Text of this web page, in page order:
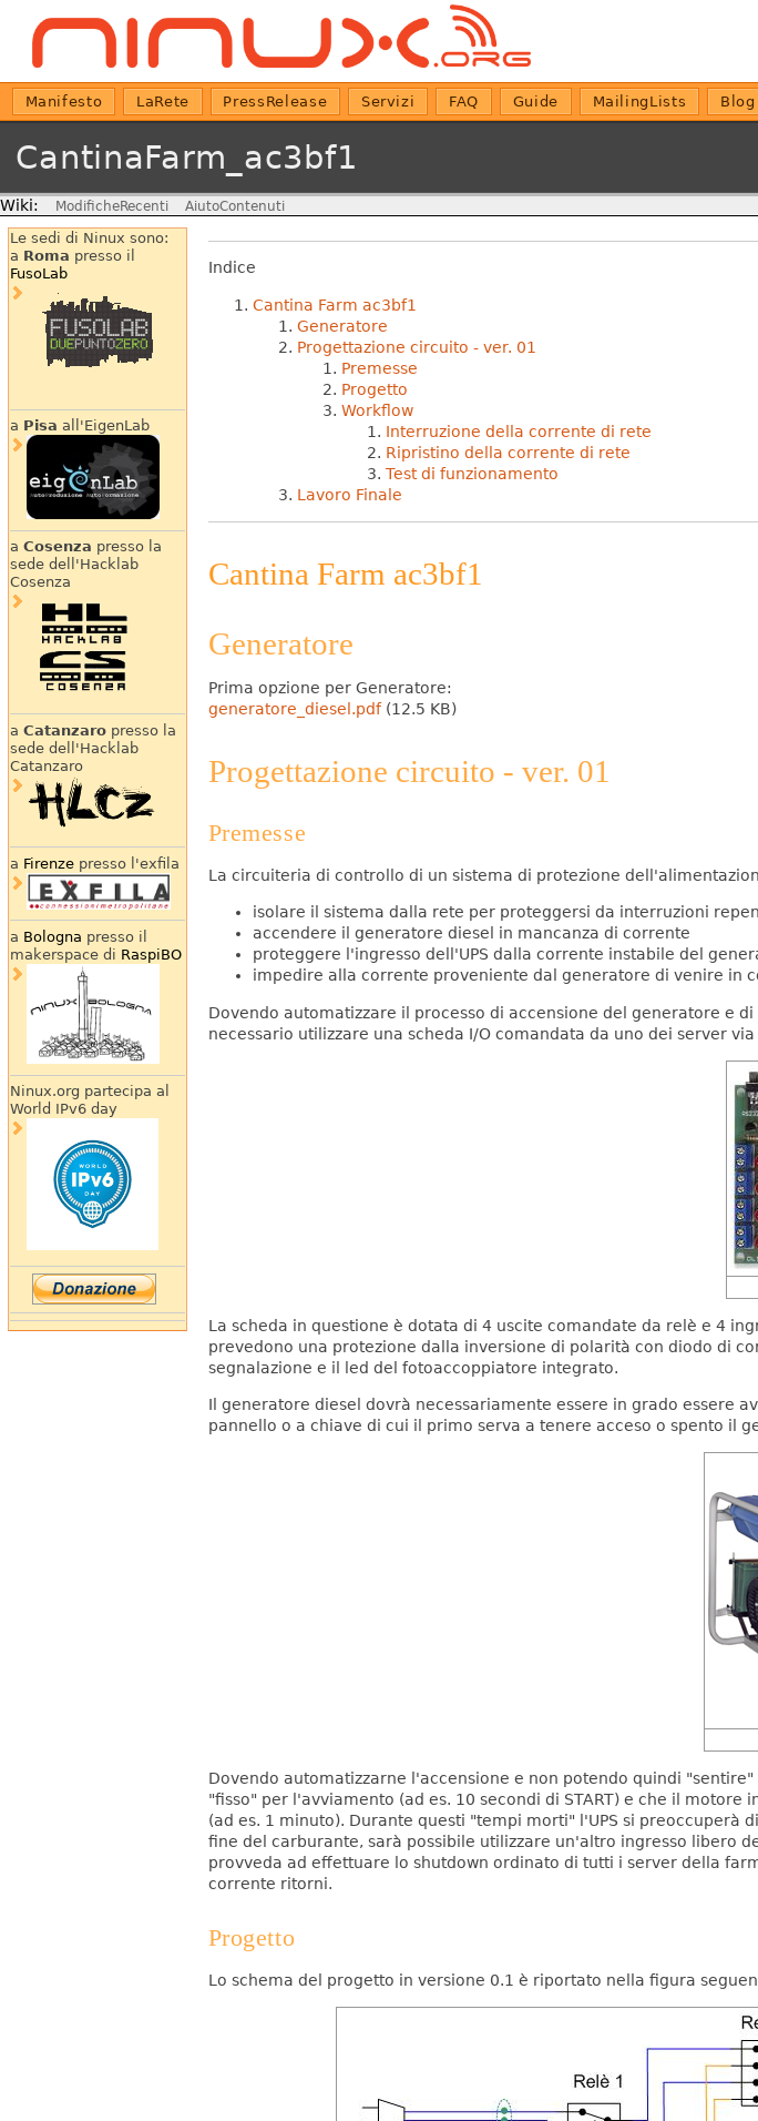
Manifesto LaRete PressRelease Servizi FAQ Guide MailingLists Blog
CantinaFarm_ac3bf1
Wiki: ModificheRecenti AiutoContenuti
Le sedi di Ninux sono:
a Roma presso il
FusoLab
a Pisa all'EigenLab
a Cosenza presso la
sede dell'Hacklab
Cosenza
a Catanzaropresso la
sede dell'Hacklab
Catanzaro
a Firenzepresso l'exfila
a Bologna presso il
makerspace di RaspiBO
Ninux.org partecipa al
World IPv6 day
Indice
Cantina Farm ac3bf1
Generatore
Progettazione circuito - ver. 01
Premesse
Progetto
Workflow
Interruzione della corrente di rete
Ripristino della corrente di rete
Test di funzionamento
Lavoro Finale
Cantina Farm ac3bf1
Generatore
Prima opzione per Generatore:
generatore_diesel.pdf(12.5 KB)
Progettazione circuito - ver. 01
Premesse
La circuiteria di controllo di un sistema di protezione
isolare il sistema dalla rete per proteggersi da interruzioni
accendere il generatore diesel in mancanza di corrente
proteggere l'ingresso dell'UPS dalla corrente instabile del
impedire alla corrente proveniente dal generatore di venire in
Dovendo automatizzare il processo di accensione del generatore e
necessario utilizzare una scheda I/O comandata da uno dei server via
La scheda in questione è dotata di 4 uscite comandate da relè e 4
prevedono una protezione dalla inversione di polarità con diodo di
segnalazione e il led del fotoaccoppiatore integrato.
Il generatore diesel dovrà necessariamente essere in grado essere
pannello o a chiave di cui il primo serva a tenere acceso o spento il
Dovendo automatizzarne l'accensione e non potendo quindi
"fisso" per l'avviamento (ad es. 10 secondi di START) e che il
(ad es. 1 minuto). Durante questi "tempi morti" l'UPS si preoccuperà
fine del carburante, sarà possibile utilizzare un'altro ingresso libero
provveda ad effettuare lo shutdown ordinato di tutti i server della
corrente ritorni.
Progetto
Lo schema del progetto in versione 0.1 è riportato nella figura